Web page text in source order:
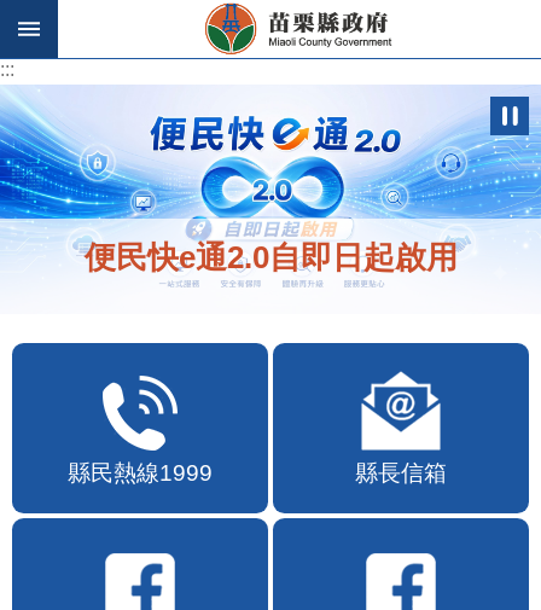
跳到主要內容區塊
:::
:::
便民快e通2.0自即日起啟用
縣民熱線1999 縣長信箱